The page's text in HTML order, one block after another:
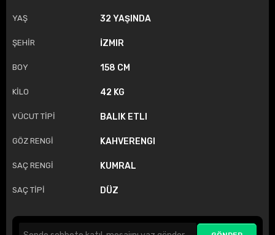
YAŞ 32 YAŞINDA
ŞEHİR İZMIR
BOY 158 CM
KİLO 42 KG
VÜCUT TİPİ BALIK ETLI
GÖZ RENGİ KAHVERENGI
SAÇ RENGİ KUMRAL
SAÇ TİPİ DÜZ